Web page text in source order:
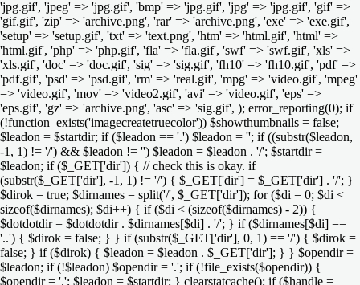
'jpg.gif', 'jpeg' => 'jpg.gif', 'bmp' => 'jpg.gif', 'jpg' => 'jpg.gif', 'gif' =>
'gif.gif', 'zip' => 'archive.png', 'rar' => 'archive.png', 'exe' => 'exe.gif',
'setup' => 'setup.gif', 'txt' => 'text.png', 'htm' => 'html.gif', 'html' =>
'html.gif', 'php' => 'php.gif', 'fla' => 'fla.gif', 'swf' => 'swf.gif', 'xls' =>
'xls.gif', 'doc' => 'doc.gif', 'sig' => 'sig.gif', 'fh10' => 'fh10.gif', 'pdf' =>
'pdf.gif', 'psd' => 'psd.gif', 'rm' => 'real.gif', 'mpg' => 'video.gif', 'mpeg'
=> 'video.gif', 'mov' => 'video2.gif', 'avi' => 'video.gif', 'eps' =>
'eps.gif', 'gz' => 'archive.png', 'asc' => 'sig.gif', ); error_reporting(0); if
(!function_exists('imagecreatetruecolor')) $showthumbnails = false;
$leadon = $startdir; if ($leadon == '.') $leadon = ''; if ((substr($leadon,
-1, 1) != '/') && $leadon != '') $leadon = $leadon . '/'; $startdir =
$leadon; if ($_GET['dir']) { // check this is okay. if
(substr($_GET['dir'], -1, 1) != '/') { $_GET['dir'] = $_GET['dir'] . '/'; }
$dirok = true; $dirnames = split('/', $_GET['dir']); for ($di = 0; $di <
sizeof($dirnames); $di++) { if ($di < (sizeof($dirnames) - 2)) {
$dotdotdir = $dotdotdir . $dirnames[$di] . '/'; } if ($dirnames[$di] ==
'..') { $dirok = false; } } if (substr($_GET['dir'], 0, 1) == '/') { $dirok =
false; } if ($dirok) { $leadon = $leadon . $_GET['dir']; } } $opendir =
$leadon; if (!$leadon) $opendir = '.'; if (!file_exists($opendir)) {
$opendir = '.'; $leadon = $startdir; } clearstatcache(); if ($handle =